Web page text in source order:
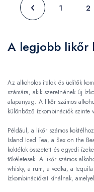
1 2
A legjobb likőr
Az alkoholos italok és üdítők
számára, akik szeretnének új
alapanyag. A likőr számos
különböző ízkombinációk szinte
Például, a likőr számos
Island Iced Tea, a Sex on the
koktélok összetett és egyedi
tökéletesek. A likőr számos
whisky, a rum, a vodka, a
ízkombinációkat kínálnak,